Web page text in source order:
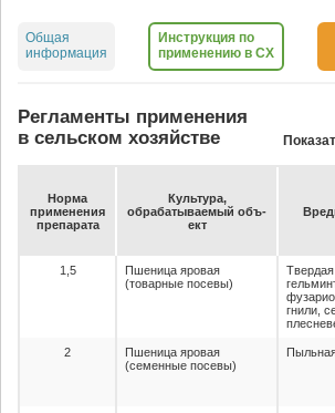
Общая
информация
Инструкция по
применению в СХ
Регламенты применения
в сельском хозяйстве
Нор­ма
при­ме­не­ния
пре­па­ра­та
Куль­ту­ра,
об­ра­ба­ты­ва­емый объ­
ект
1,5
Пшеница яровая
(товарные посевы)
Твердая
гнили,
2
Пшеница яровая
(семенные посевы)